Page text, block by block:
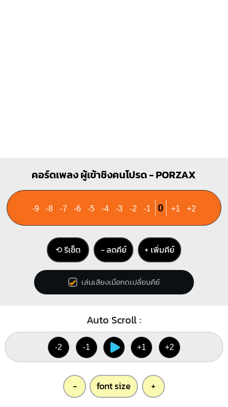
คอร์ดเพลง ผู้เข้าชิงคนโปรด - PORZAX
-9 -8 -7 -6 -5 -4 -3 -2 -1 0 +1 +2
⟲ รีเซ็ต − ลดคีย์ + เพิ่มคีย์
เล่นเสียงเมื่อกดเปลี่ยนคีย์
Auto Scroll :
-2 -1 +1 +2
- font size +